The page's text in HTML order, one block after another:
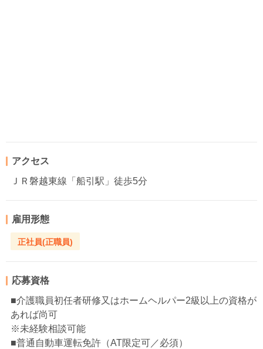
アクセス
ＪＲ磐越東線「船引駅」徒歩5分
雇用形態
正社員(正職員)
応募資格
■介護職員初任者研修又はホームヘルパー2級以上の資格が
あれば尚可
※未経験相談可能
■普通自動車運転免許（AT限定可／必須）